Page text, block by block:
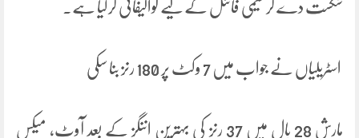
شکست دے کر سیمی فائنل کے لیے کوالیفائی کرلیا ہے۔
اسٹریلیاں نے جواب میں 7 وکٹ پر 180 رنز بنا سکی
مارش 28 بال میں 37 رنز کی بہترین اننگز کے بعد آوٹ، میکس